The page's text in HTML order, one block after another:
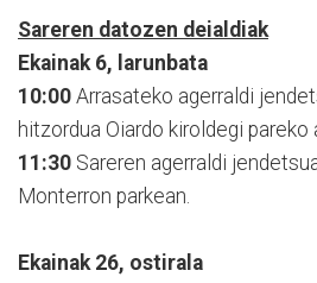
Sareren datozen deialdiak
Ekainak 6, larunbata
10:00 Arrasateko agerraldi
hitzordua Oiardo kiroldegi pareko
11:30 Sareren agerraldi
Monterron parkean.
Ekainak 26, ostirala